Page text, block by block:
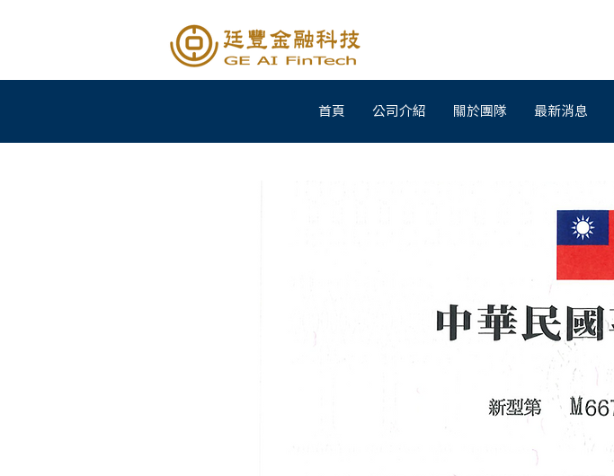
首頁 公司介紹 關於團隊 最新消息